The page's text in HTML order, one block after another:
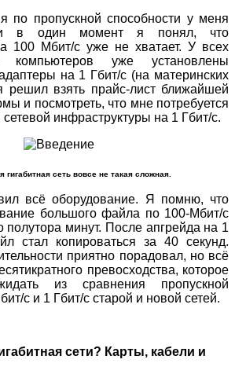
по пропускной способности у меня
в один момент я понял, что
100 Мбит/с уже не хватает. У всех
уже установлены
на 1 Гбит/с (на материнских
решил взять прайс-лист ближайшей
и посмотреть, что мне потребуется
инфраструктуры на 1 Гбит/с.
гигабитная сеть вовсе не такая сложная.
всё оборудование. Я помню, что
большого файла по 100-Мбит/с
полутора минут. После апгрейда на 1
стал копироваться за 40 секунд.
приятно порадовал, но всё
превосходства, которое
из сравнения пропускной
с и 1 Гбит/с старой и новой сетей.
сети? Карты, кабели и